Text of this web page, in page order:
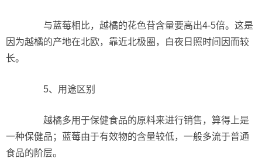
与蓝莓相比，越橘的花色苷含量要高出4-5倍。这是
因为越橘的产地在北欧，靠近北极圈，白夜日照时间因而较
长。
5、用途区别
越橘多用于保健食品的原料来进行销售，算得上是
一种保健品；蓝莓由于有效物的含量较低，一般多流于普通
食品的阶层。